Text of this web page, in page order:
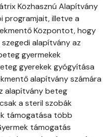
Közhasznú Alapítvány
illetve a
Központot, hogy
szegedi alapítvány az
gyermekek
gyerekek gyógyítása
alapítvány számára
alapítvány beteg
a steril szobák
támogatása több
támogatás